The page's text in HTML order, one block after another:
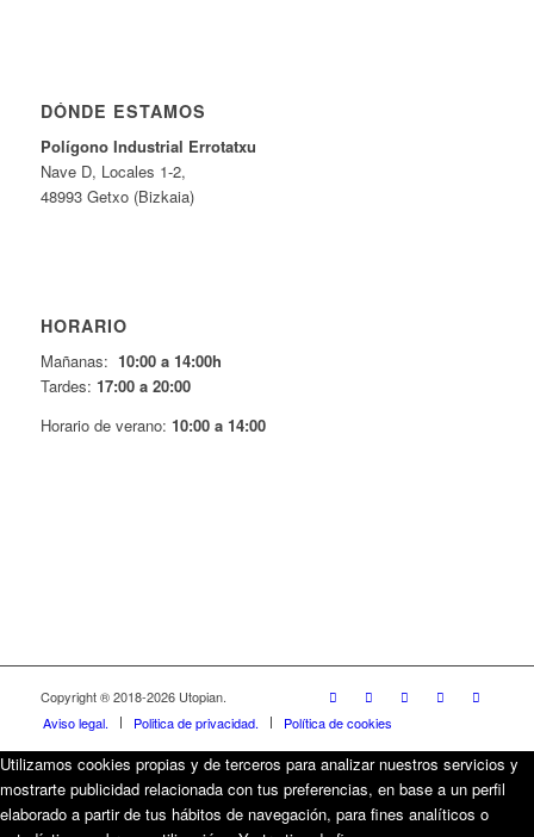
DÓNDE ESTAMOS
Polígono Industrial Errotatxu
Nave D, Locales 1-2,
48993 Getxo (Bizkaia)
HORARIO
Mañanas: 10:00 a 14:00h
Tardes: 17:00 a 20:00
Horario de verano: 10:00 a 14:00
Copyright ® 2018-2026 Utopian.
Aviso legal.
Politica de privacidad. Política de cookies
Utilizamos cookies propias y de terceros para analizar nuestros servicios y
mostrarte publicidad relacionada con tus preferencias, en base a un perfil
elaborado a partir de tus hábitos de navegación, para fines analíticos o